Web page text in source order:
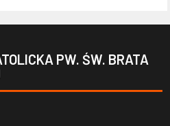
PW. ŚW. BRATA